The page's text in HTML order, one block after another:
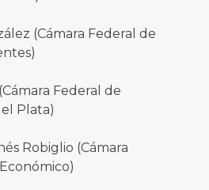
(Cámara Federal de
Federal de
Plata)
Robiglio (Cámara